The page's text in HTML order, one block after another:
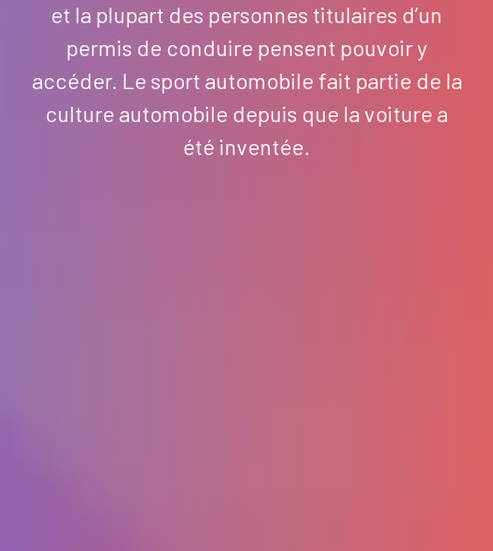
et la plupart des personnes titulaires d’un
permis de conduire pensent pouvoir y
accéder. Le sport automobile fait partie de la
culture automobile depuis que la voiture a
été inventée.